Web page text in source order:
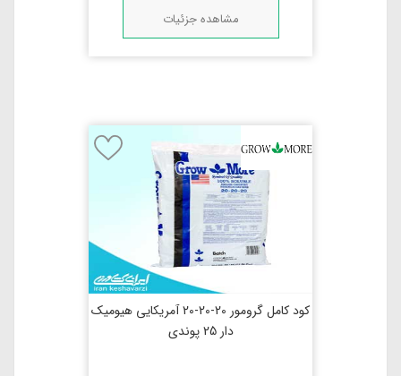
مشاهده جزئیات
کود کامل گرومور 20-20-20 آمریکایی هیومیک
دار 25 پوندی